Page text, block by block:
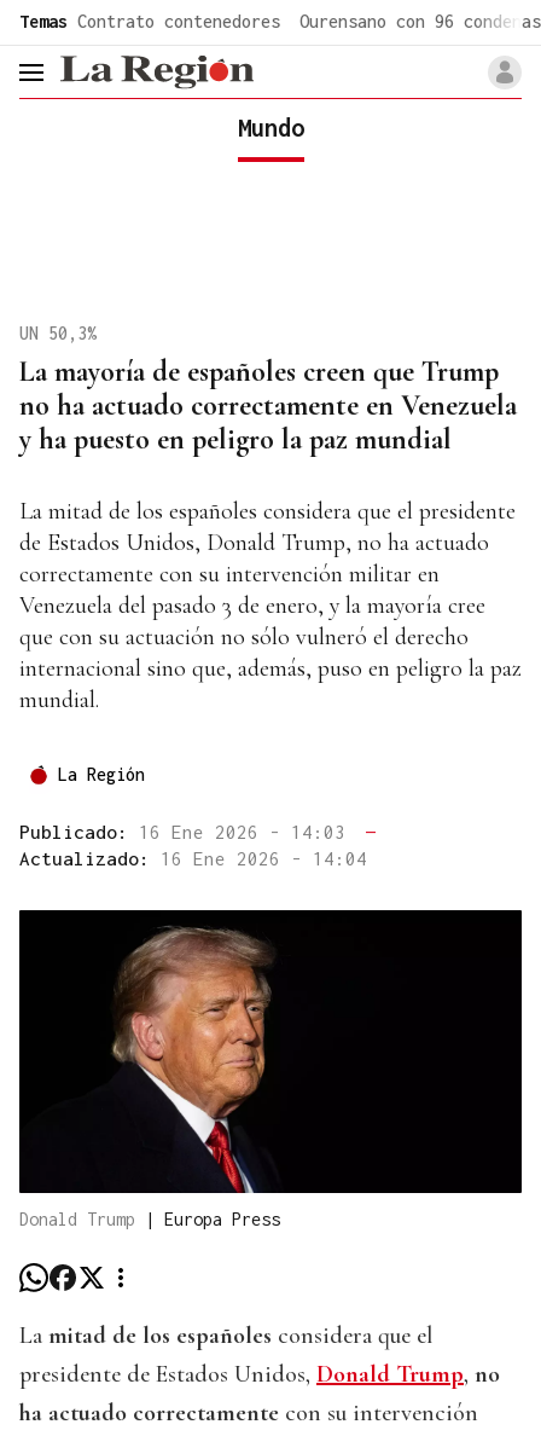
Temas Contrato contenedores Ourensano con 96 condenas
header.menu.open
Mundo
La mayoría de españoles creen que Trump
no ha actuado correctamente en Venezuela
y ha puesto en peligro la paz mundial
UN 50,3%
La mitad de los españoles considera que el presidente
de Estados Unidos, Donald Trump, no ha actuado
correctamente con su intervención militar en
Venezuela del pasado 3 de enero, y la mayoría cree
que con su actuación no sólo vulneró el derecho
internacional sino que, además, puso en peligro la paz
mundial.
La Región
Publicado: 16 Ene 2026 - 14:03
—
Actualizado: 16 Ene 2026 - 14:04
Donald Trump | Europa Press
La mitad de los españoles considera que el
presidente de Estados Unidos, Donald Trump, no
ha actuado correctamente con su intervención